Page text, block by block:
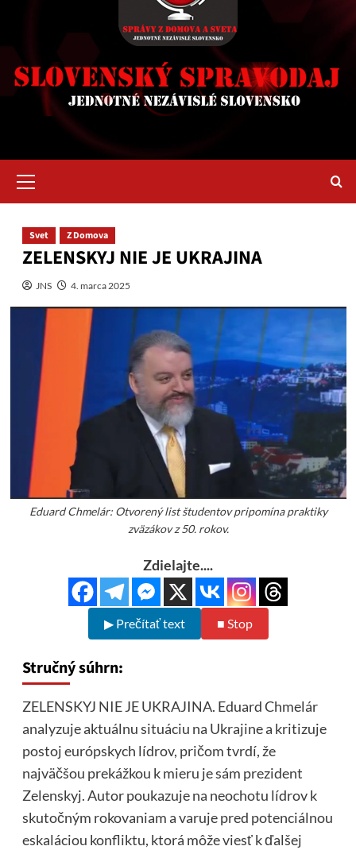
Menu
Svet Z Domova
ZELENSKYJ NIE JE UKRAJINA
JNS 4. marca 2025
Eduard Chmelár: Otvorený list študentov pripomína praktiky
zväzákov z 50. rokov.
Zdielajte....
▶ Prečítať text ■ Stop
Stručný súhrn:
ZELENSKYJ NIE JE UKRAJINA. Eduard Chmelár
analyzuje aktuálnu situáciu na Ukrajine a kritizuje
postoj európskych lídrov, pričom tvrdí, že
najväčšou prekážkou k mieru je sám prezident
Zelenskyj. Autor poukazuje na neochotu lídrov k
skutočným rokovaniam a varuje pred potenciálnou
eskaláciou konfliktu, ktorá môže viesť k ďalšej